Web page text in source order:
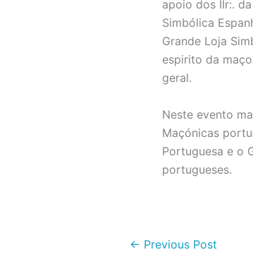
apoio dos IIr:.
Simbólica
Grande Loja
espirito da
geral.
Neste evento
Maçónicas
Portuguesa e o
portugueses.
← Previous Post